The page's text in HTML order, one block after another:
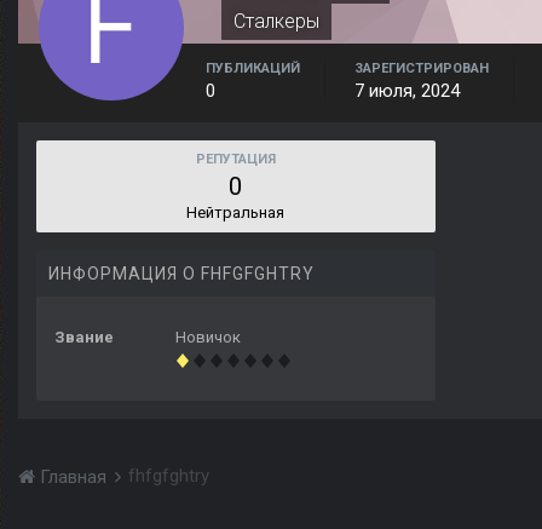
Сталкеры
ПУБЛИКАЦИЙ
0
ЗАРЕГИСТРИРОВАН
7 июля, 2024
РЕПУТАЦИЯ
0
Нейтральная
ИНФОРМАЦИЯ О FHFGFGHTRY
Звание Новичок
Главная fhfgfghtry